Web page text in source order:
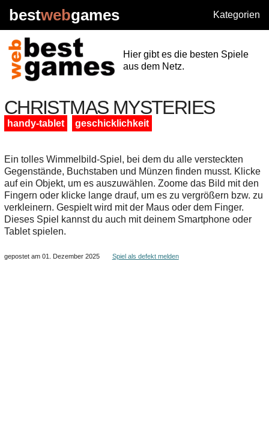
bestwebgames Kategorien
Hier gibt es die besten Spiele
aus dem Netz.
CHRISTMAS MYSTERIES
handy-tablet geschicklichkeit
Ein tolles Wimmelbild-Spiel, bei dem du alle versteckten
Gegenstände, Buchstaben und Münzen finden musst. Klicke
auf ein Objekt, um es auszuwählen. Zoome das Bild mit den
Fingern oder klicke lange drauf, um es zu vergrößern bzw. zu
verkleinern. Gespielt wird mit der Maus oder dem Finger.
Dieses Spiel kannst du auch mit deinem Smartphone oder
Tablet spielen.
gepostet am 01. Dezember 2025 Spiel als defekt melden